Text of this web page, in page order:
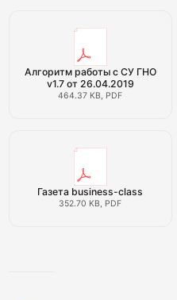
Алгоритм работы с СУ ГНО
v1.7 от 26.04.2019
464.37 KB, PDF
Газета business-class
352.70 KB, PDF